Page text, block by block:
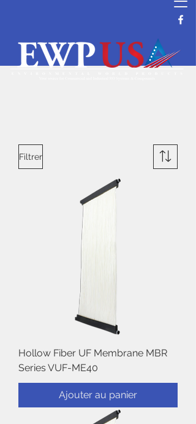
Filtrer
Hollow Fiber UF Membrane MBR
Series VUF-ME40
Ajouter au panier